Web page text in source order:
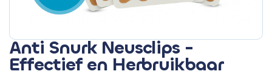
Anti Snurk Neusclips -
Effectief en Herbruikbaar